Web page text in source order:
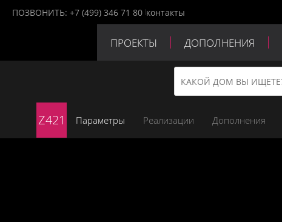
ПОЗВОНИТЬ: +7 (499) 346 71 80 контакты
ПРОЕКТЫ ДОПОЛНЕНИЯ
КОНТАКТЫ
Z421 Параметры Реализации Дополнения